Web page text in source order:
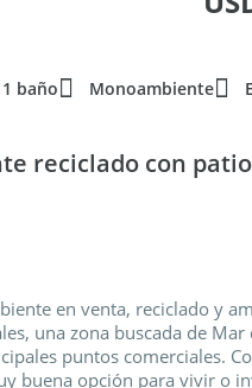
1 baño Monoambiente
reciclado con
en venta, reciclado y
una zona buscada de Mar
puntos comerciales.
buena opción para vivir o